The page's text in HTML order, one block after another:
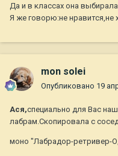
Да и в классах она
Я же говорю:не нравится,не
mon solei
Опубликовано 19
Ася,специально для Вас
лабрам.Скопировала с
моно "Лабрадор-ретривер-